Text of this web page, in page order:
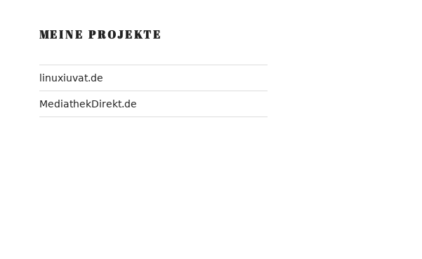
MEINE PROJEKTE
linuxiuvat.de
MediathekDirekt.de